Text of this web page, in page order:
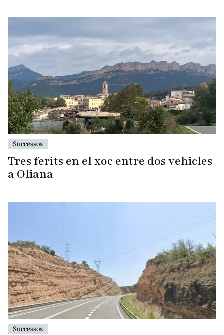
Successos
Tres ferits en el xoc entre dos vehicles
a Oliana
Successos